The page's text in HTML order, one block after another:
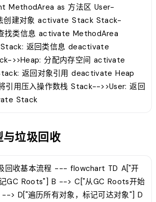
MethodArea as 方法区 User-
创建对象 activate Stack Stack-
找类信息 activate MethodArea
返回类信息 deactivate
>>Heap: 分配内存空间 activate
返回对象引用 deactivate Heap
引用压入操作数栈 Stack-->>User: 返回
Stack
垃圾回收
收基本流程 --- flowchart TD A["开
GC Roots"] B --> C["从GC Roots开始
> D["遍历所有对象，标记可达对象"] D